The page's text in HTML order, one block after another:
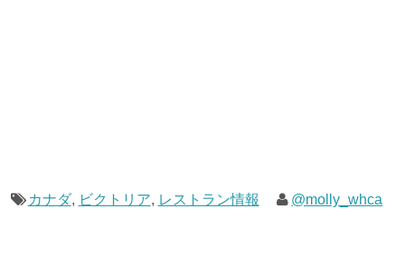
カナダ, ビクトリア, レストラン情報 @molly_whca